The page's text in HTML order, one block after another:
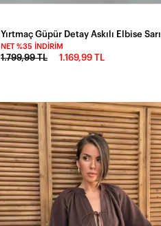
Yırtmaç Güpür Detay Askılı Elbise Sarı
NET %35 İNDIRIM
1.799,99 TL 1.169,99 TL